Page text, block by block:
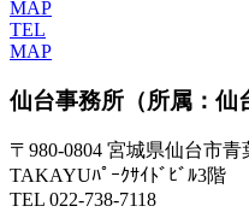
MAP
TEL
MAP
仙台事務所 （所属：仙
〒980-0804 宮城県仙台市青
TAKAYUﾊﾟｰｸｻｲﾄﾞﾋﾞﾙ3階
TEL 022-738-7118